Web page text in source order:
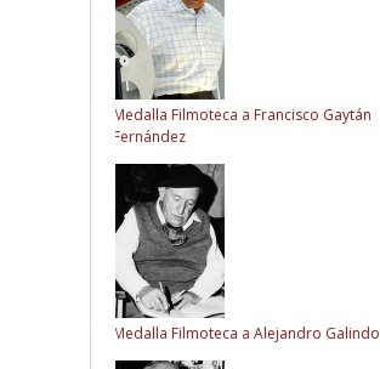
Medalla Filmoteca a Francisco Gaytán
Fernández
Medalla Filmoteca a Alejandro Galindo